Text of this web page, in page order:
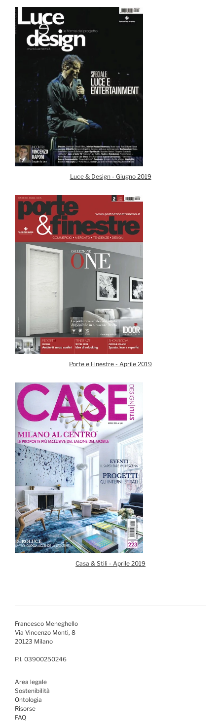
Luce & Design - Giugno 2019
Porte e Finestre - Aprile 2019
Casa & Stili - Aprile 2019
Francesco Meneghello
Via Vincenzo Monti, 8
20123 Milano
P.I. 03900250246
Area legale
Sostenibilità
Ontologia
Risorse
FAQ